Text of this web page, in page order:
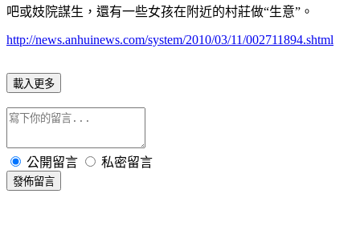
吧或妓院謀生，還有一些女孩在附近的村莊做“生意”。
http://news.anhuinews.com/system/2010/03/11/002711894.shtml
載入更多
公開留言 私密留言
發佈留言